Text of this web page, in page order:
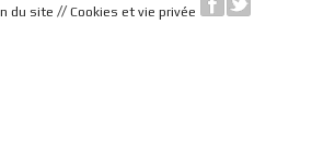
du site // Cookies et vie privée